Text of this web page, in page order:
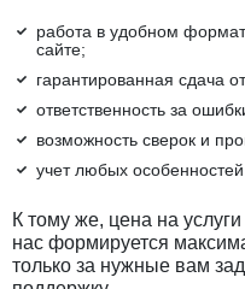
работа в удобном
сайте;
гарантированная сдача
ответственность за
возможность сверок и
учет любых
К тому же, цена на
нас формируется
только за нужные вам